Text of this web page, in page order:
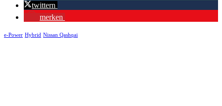
twittern
merken
e-Power Hybrid Nissan Qashqai